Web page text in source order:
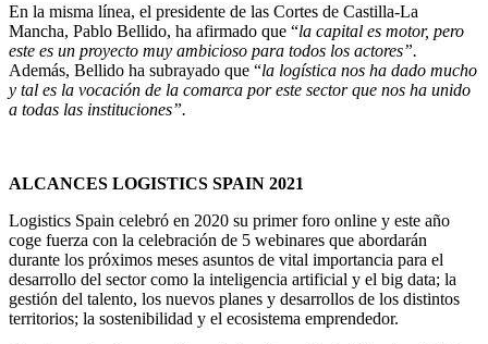
En la misma línea, el presidente de las Cortes de Castilla-La
Mancha, Pablo Bellido, ha afirmado que “la capital es motor, pero
este es un proyecto muy ambicioso para todos los actores”.
Además, Bellido ha subrayado que “la logística nos ha dado mucho
y tal es la vocación de la comarca por este sector que nos ha unido
a todas las instituciones”.
ALCANCES LOGISTICS SPAIN 2021
Logistics Spain celebró en 2020 su primer foro online y este año
coge fuerza con la celebración de 5 webinares que abordarán
durante los próximos meses asuntos de vital importancia para el
desarrollo del sector como la inteligencia artificial y el big data; la
gestión del talento, los nuevos planes y desarrollos de los distintos
territorios; la sostenibilidad y el ecosistema emprendedor.